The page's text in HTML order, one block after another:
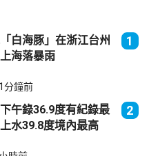
白海豚」在浙江台州
海落暴雨
1
分鐘前
午錄36.9度有紀錄最
水39.8度境內最高
2